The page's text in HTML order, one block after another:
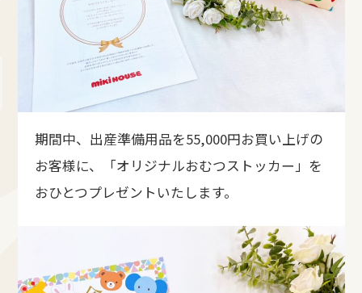
期間中、出産準備用品を55,000円お買い上げの
お客様に、「オリジナルおむつストッカー」を
おひとつプレゼントいたします。